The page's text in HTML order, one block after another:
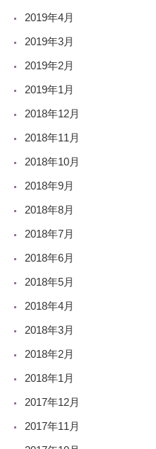
2019年4月
2019年3月
2019年2月
2019年1月
2018年12月
2018年11月
2018年10月
2018年9月
2018年8月
2018年7月
2018年6月
2018年5月
2018年4月
2018年3月
2018年2月
2018年1月
2017年12月
2017年11月